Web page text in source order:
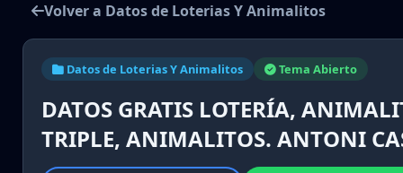
Volver a Datos de Loterias Y Animalitos
Datos de Loterias Y Animalitos Tema Abierto
DATOS GRATIS LOTERÍA,
TRIPLE, ANIMALITOS. ANTONI